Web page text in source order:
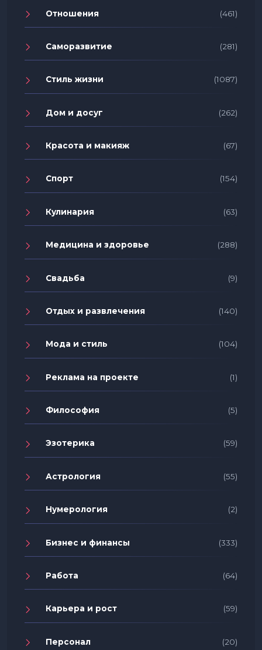
Отношения (461)
Саморазвитие (281)
Стиль жизни (1087)
Дом и досуг (262)
Красота и макияж (67)
Спорт (154)
Кулинария (63)
Медицина и здоровье (288)
Свадьба (9)
Отдых и развлечения (140)
Мода и стиль (104)
Реклама на проекте (1)
Философия (5)
Эзотерика (59)
Астрология (55)
Нумерология (2)
Бизнес и финансы (333)
Работа (64)
Карьера и рост (59)
Персонал (20)